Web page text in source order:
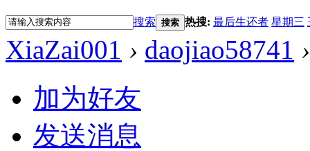
搜索 搜索 热搜: 最后生还者 星期三
XiaZai001 › daojiao58741 ›
加为好友
发送消息